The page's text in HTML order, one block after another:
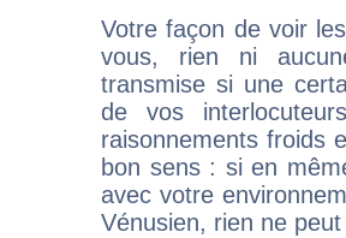
Votre façon de voir
vous, rien ni
transmise si une
de vos
raisonnements froids
bon sens : si en
avec votre
Vénusien, rien ne